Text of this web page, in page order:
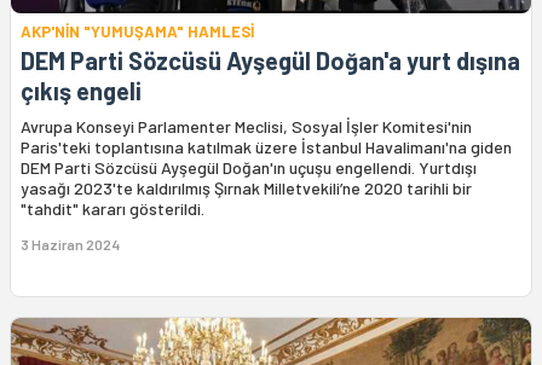
AKP'NİN "YUMUŞAMA" HAMLESİ
DEM Parti Sözcüsü Ayşegül Doğan'a yurt dışına
çıkış engeli
Avrupa Konseyi Parlamenter Meclisi, Sosyal İşler Komitesi'nin
Paris'teki toplantısına katılmak üzere İstanbul Havalimanı'na giden
DEM Parti Sözcüsü Ayşegül Doğan'ın uçuşu engellendi. Yurtdışı
yasağı 2023'te kaldırılmış Şırnak Milletvekili’ne 2020 tarihli bir
"tahdit" kararı gösterildi.
3 Haziran 2024